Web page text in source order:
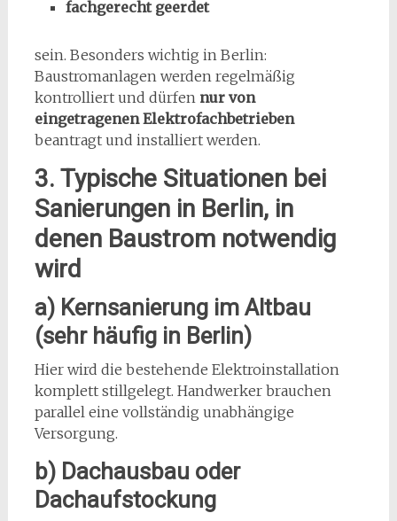
fachgerecht geerdet
sein. Besonders wichtig in Berlin:
Baustromanlagen werden regelmäßig
kontrolliert und dürfen nur von
eingetragenen Elektrofachbetrieben
beantragt und installiert werden.
3. Typische Situationen bei
Sanierungen in Berlin, in
denen Baustrom notwendig
wird
a) Kernsanierung im Altbau
(sehr häufig in Berlin)
Hier wird die bestehende Elektroinstallation
komplett stillgelegt. Handwerker brauchen
parallel eine vollständig unabhängige
Versorgung.
b) Dachausbau oder
Dachaufstockung